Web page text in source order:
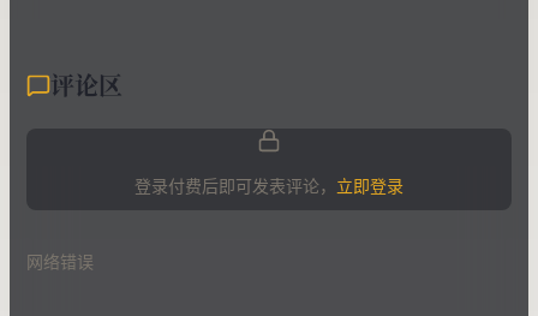
评论区
登录付费后即可发表评论， 立即登录
网络错误